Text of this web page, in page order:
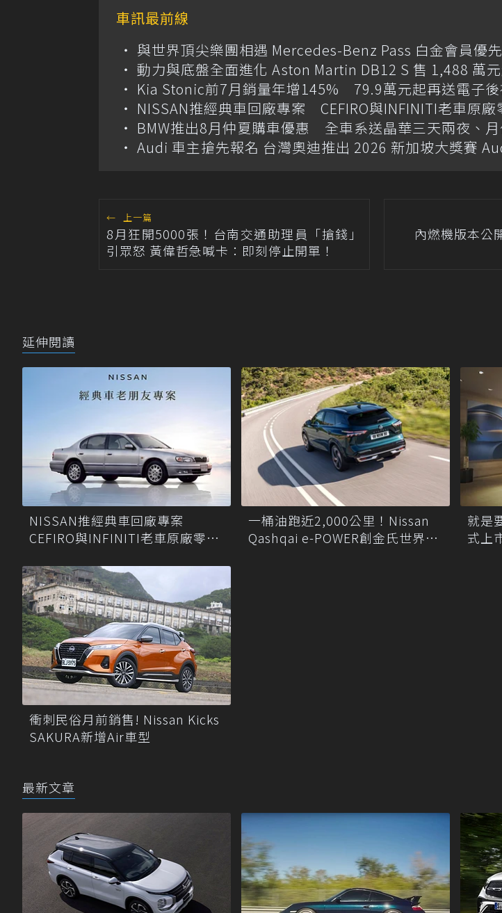
車訊最前線
與世界頂尖樂團相遇 Mercedes-Benz Pass 白金會員優
動力與底盤全面進化 Aston Martin DB12 S 售 1,488 萬
Kia Stonic前7月銷量年增145% 79.9萬元起再送電子後
NISSAN推經典車回廠專案 CEFIRO與INFINITI老車原廠
BMW推出8月仲夏購車優惠 全車系送晶華三天兩夜、
Audi 車主搶先報名 台灣奧迪推出 2026 新加坡大獎賽
← 上一篇
8月狂開5000張！台南交通助理員「搶錢」
引眾怒 黃偉哲急喊卡：即刻停止開單！
內燃機版本公
延伸閱讀
NISSAN推經典車回廠專案
CEFIRO與INFINITI老車原廠零件
一桶油跑近2,000公里！Nissan
Qashqai e-POWER創金氏世界紀
就是
式上
衝刺民俗月前銷售! Nissan Kicks
SAKURA新增Air車型
最新文章